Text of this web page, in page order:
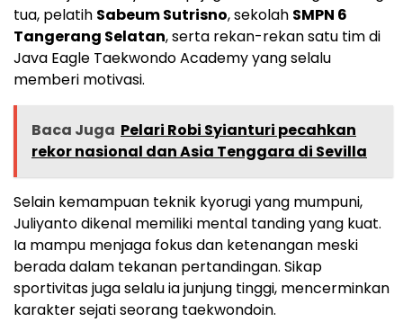
tua, pelatih Sabeum Sutrisno, sekolah SMPN 6
Tangerang Selatan, serta rekan-rekan satu tim di
Java Eagle Taekwondo Academy yang selalu
memberi motivasi.
Baca Juga Pelari Robi Syianturi pecahkan
rekor nasional dan Asia Tenggara di Sevilla
Selain kemampuan teknik kyorugi yang mumpuni,
Juliyanto dikenal memiliki mental tanding yang kuat.
Ia mampu menjaga fokus dan ketenangan meski
berada dalam tekanan pertandingan. Sikap
sportivitas juga selalu ia junjung tinggi, mencerminkan
karakter sejati seorang taekwondoin.